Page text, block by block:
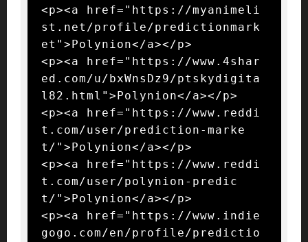
<p><a href="https://myanimeli
st.net/profile/predictionmark
et">Polynion</a></p>
<p><a href="https://www.4shar
ed.com/u/bxWnsDz9/ptskydigita
l82.html">Polynion</a></p>
<p><a href="https://www.reddi
t.com/user/prediction-marke
t/">Polynion</a></p>
<p><a href="https://www.reddi
t.com/user/polynion-predic
t/">Polynion</a></p>
<p><a href="https://www.indie
gogo.com/en/profile/predictio